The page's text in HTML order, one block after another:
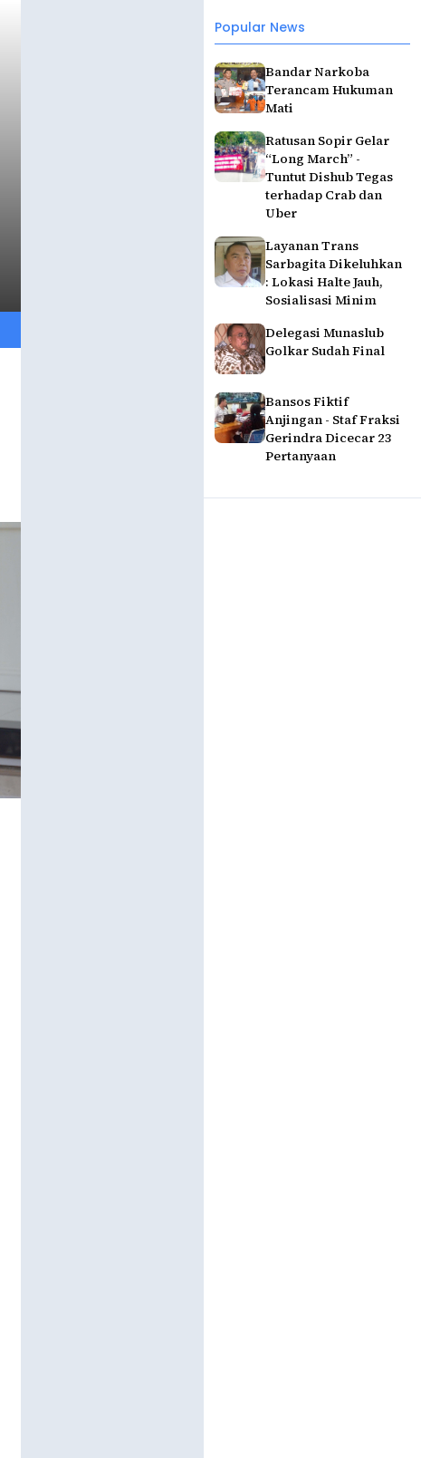
Popular News
Bandar Narkoba
Terancam Hukuman
Mati
Ratusan Sopir Gelar
“Long March” -
Tuntut Dishub Tegas
terhadap Crab dan
Uber
Layanan Trans
Sarbagita Dikeluhkan
: Lokasi Halte Jauh,
Sosialisasi Minim
Delegasi Munaslub
Golkar Sudah Final
Bansos Fiktif
Anjingan - Staf Fraksi
Gerindra Dicecar 23
Pertanyaan